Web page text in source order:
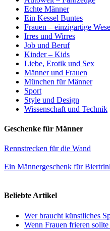
Echte Männer
Ein Kessel Buntes
Frauen – einzigartige
Irres und Wirres
Job und Beruf
Kinder – Kids
Liebe, Erotik und Sex
Männer und Frauen
München für Männer
Sport
Style und Design
Wissenschaft und Technik
Geschenke für Männer
Rennstrecken für die Wand
Ein Männergeschenk für
Beliebte Artikel
Wer braucht künstliches
Wenn Frauen frieren sollte